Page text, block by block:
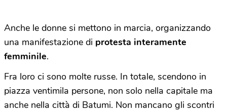
Anche le donne si mettono in marcia, organizzando
una manifestazione di protesta interamente
femminile.
Fra loro ci sono molte russe. In totale, scendono in
piazza ventimila persone, non solo nella capitale ma
anche nella città di Batumi. Non mancano gli scontri